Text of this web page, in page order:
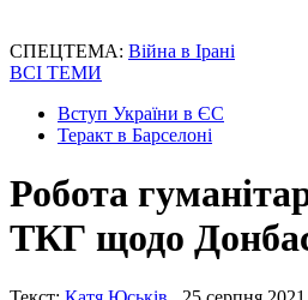
СПЕЦТЕМА: Війна в Ірані
ВСІ ТЕМИ
Вступ України в ЄС
Теракт в Барселоні
Робота
ТКГ щодо